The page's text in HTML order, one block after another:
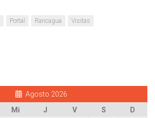
Portal Rancagua Visitas
Agosto 2026
Mi J V S
D